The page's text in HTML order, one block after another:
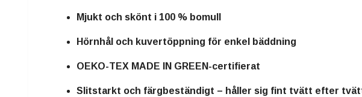
Mjukt och skönt i 100 % bomull
Hörnhål och kuvertöppning för enkel bäddning
OEKO-TEX MADE IN GREEN-certifierat
Slitstarkt och färgbeständigt – håller sig fint tvätt efter